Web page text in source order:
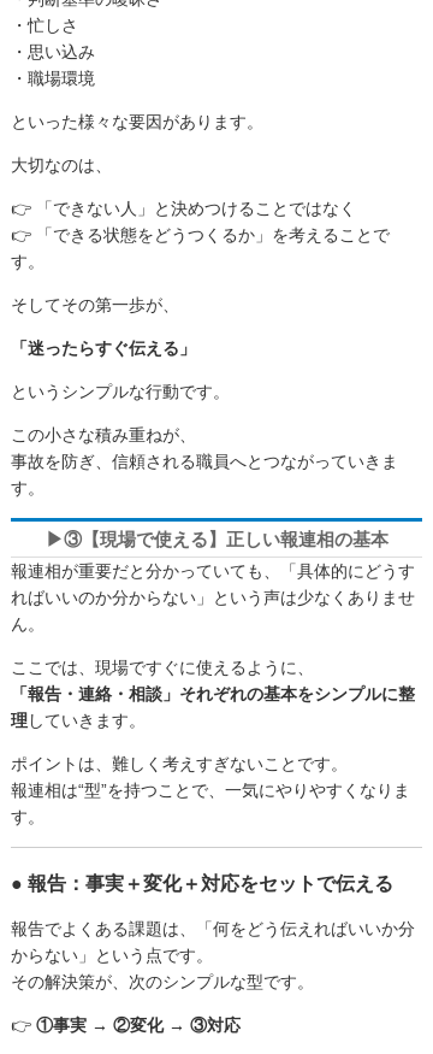
・忙しさ
・思い込み
・職場環境
といった様々な要因があります。
大切なのは、
👉 「できない人」と決めつけることではなく
👉 「できる状態をどうつくるか」を考えることで
す。
そしてその第一歩が、
「迷ったらすぐ伝える」
というシンプルな行動です。
この小さな積み重ねが、
事故を防ぎ、信頼される職員へとつながっていきま
す。
▶③【現場で使える】正しい報連相の基本
報連相が重要だと分かっていても、「具体的にどうす
ればいいのか分からない」という声は少なくありませ
ん。
ここでは、現場ですぐに使えるように、
「報告・連絡・相談」それぞれの基本をシンプルに整
理していきます。
ポイントは、難しく考えすぎないことです。
報連相は“型”を持つことで、一気にやりやすくなりま
す。
● 報告：事実＋変化＋対応をセットで伝える
報告でよくある課題は、「何をどう伝えればいいか分
からない」という点です。
その解決策が、次のシンプルな型です。
👉 ①事実 → ②変化 → ③対応